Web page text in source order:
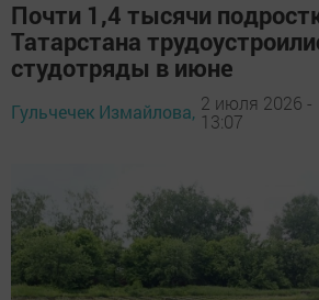
Почти 1,4 тысячи
Татарстана
студотряды в июне
Гульчечек Измайлова, 2 июля 2026 -
13:07